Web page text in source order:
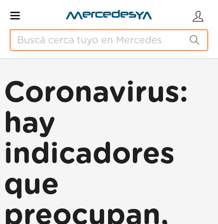
Coronavirus:
hay
indicadores
que
preocupan,